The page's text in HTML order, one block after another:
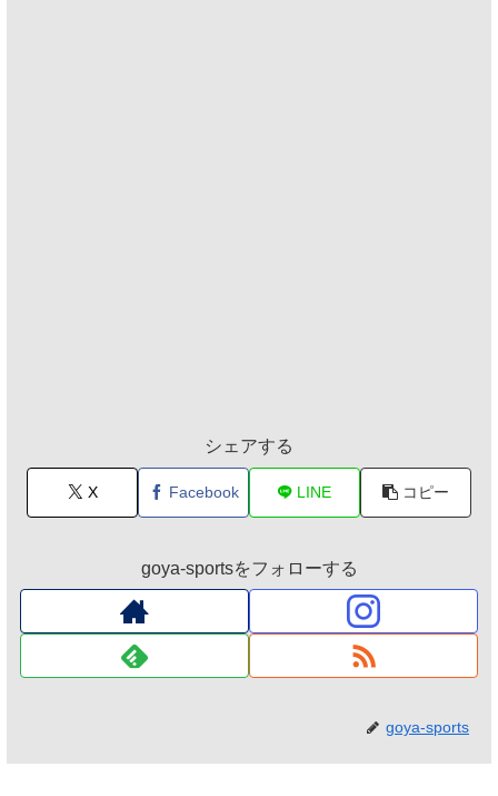
シェアする
X Facebook LINE コピー
goya-sportsをフォローする
goya-sports